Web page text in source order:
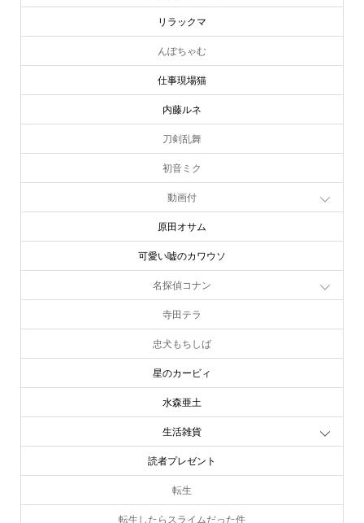
リラックマ
んぽちゃむ
仕事現場猫
内藤ルネ
刀剣乱舞
初音ミク
動画付
原田オサム
可愛い嘘のカワウソ
名探偵コナン
寺田テラ
忠犬もちしば
星のカービィ
水森亜土
生活雑貨
読者プレゼント
転生
転生したらスライムだった件